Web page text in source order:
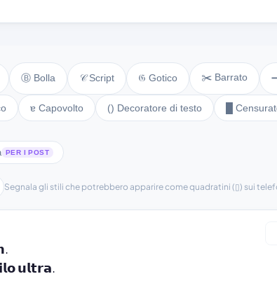
Ⓑ Bolla 𝒞 Script 𝔊 Gotico ✂️ Barrato
ɐ Capovolto () Decoratore di testo █
PER I POST
Segnala gli stili che potrebbero apparire come quadratini (▯) sui
𝘂𝗹𝘁𝗿𝗮.